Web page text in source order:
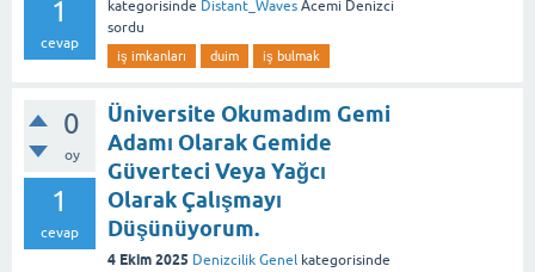
1
cevap
kategorisinde Distant_Waves Acemi Denizci
sordu
iş imkanları duim iş bulmak
0
oy
1
cevap
Üniversite Okumadım Gemi
Adamı Olarak Gemide
Güverteci Veya Yağcı
Olarak Çalışmayı
Düşünüyorum.
4 Ekim 2025 Denizcilik Genel kategorisinde